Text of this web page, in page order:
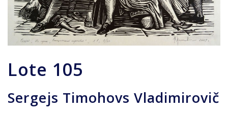
Lote 105
Sergejs Timohovs Vladimirovič